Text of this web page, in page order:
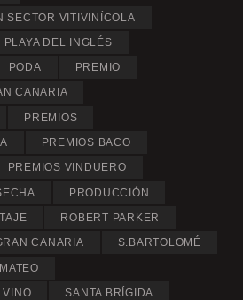
SECTOR VITIVINÍCOLA
PLAYA DEL INGLÉS
PODA PREMIO
CANARIA
PREMIOS
PREMIOS BACO
PREMIOS VINDUERO
PRODUCCIÓN
ROBERT PARKER
CANARIA S.BARTOLOMÉ
VINO SANTA BRÍGIDA